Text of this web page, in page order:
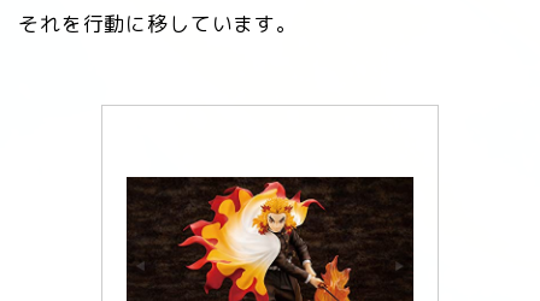
それを行動に移しています。